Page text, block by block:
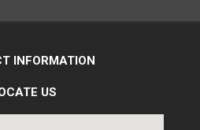
INFORMATION
US